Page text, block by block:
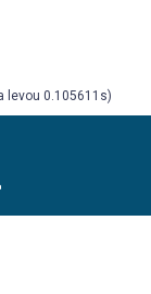
levou 0.105611s)